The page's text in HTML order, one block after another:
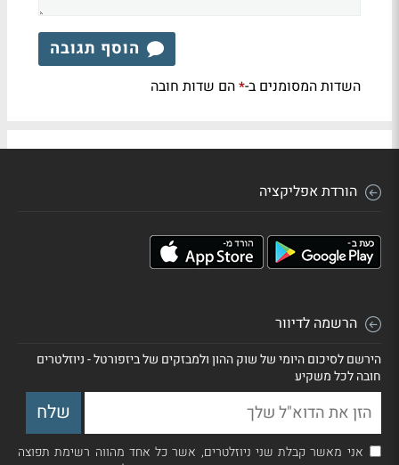
הוסף תגובה
השדות המסומנים ב-*הם שדות חובה
הורדת אפליקציה
הרשמה לדיוור
הירשם לסיכום היומי של שוק ההון ולמבזקים של ביזפורטל - ניוזלטרים
חובה לכל משקיע
אני מאשר קבלת שני ניוזלטרים, אשר כל אחד מהווה רשימת תפוצה